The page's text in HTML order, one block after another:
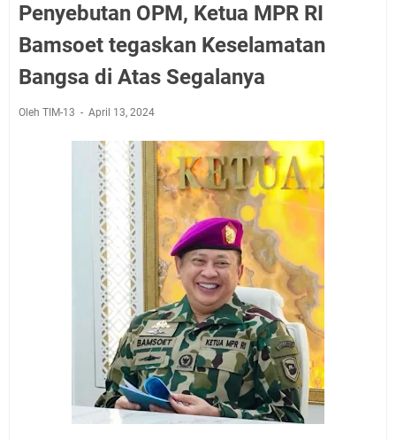
Penyebutan OPM, Ketua MPR RI
Bamsoet tegaskan Keselamatan
Bangsa di Atas Segalanya
Oleh TIM-13 April 13, 2024